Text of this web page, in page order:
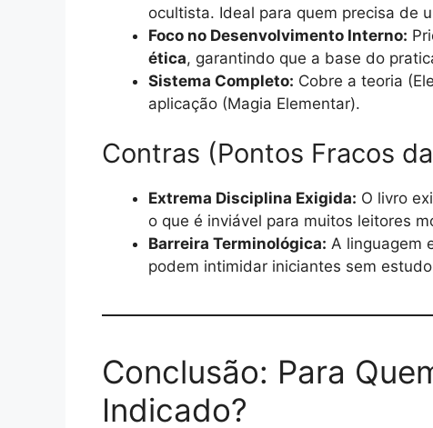
ocultista. Ideal para quem precisa de
Foco no Desenvolvimento Interno:
ética, garantindo que a base do
Sistema Completo: Cobre a teoria
aplicação (Magia Elementar).
Contras (Pontos Fracos
Extrema Disciplina Exigida: O livro
o que é inviável para muitos leitores
Barreira Terminológica: A linguagem
podem intimidar iniciantes sem
Conclusão: Para
Indicado?